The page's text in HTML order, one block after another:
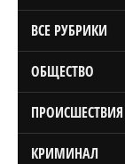
ВСЕ РУБРИКИ
ОБЩЕСТВО
ПРОИСШЕСТВИЯ
КРИМИНАЛ